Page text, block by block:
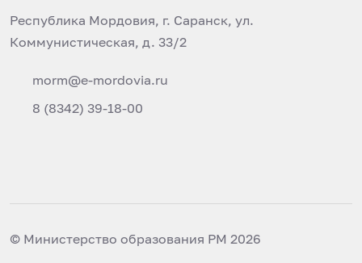
Республика Мордовия, г. Саранск, ул.
Коммунистическая, д. 33/2
morm@e-mordovia.ru
8 (8342) 39-18-00
© Министерство образования РМ 2026